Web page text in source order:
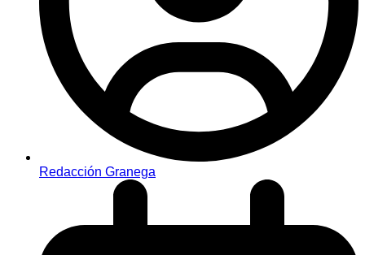
Redacción Granega